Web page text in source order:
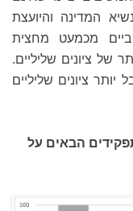
המדינה והיועצת
מכמעט מחצית
של ציונים שליליים.
ציונים שליליים
הבאים על